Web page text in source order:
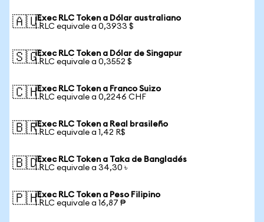
🇦🇺iExec RLC Token a Dólar australiano
1 RLC equivale a 0,3933 $
🇸🇬iExec RLC Token a Dólar de Singapur
1 RLC equivale a 0,3552 $
🇨🇭iExec RLC Token a Franco Suizo
1 RLC equivale a 0,2246 CHF
🇧🇷iExec RLC Token a Real brasileño
1 RLC equivale a 1,42 R$
🇧🇩iExec RLC Token a Taka de Bangladés
1 RLC equivale a 34,30 ৳
🇵🇭iExec RLC Token a Peso Filipino
1 RLC equivale a 16,87 ₱